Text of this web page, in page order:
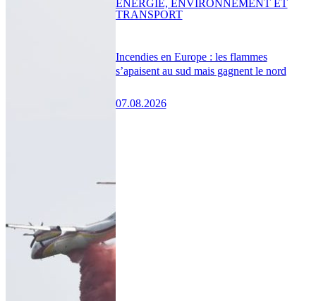
Incendies en Europe : les flammes
s’apaisent au sud mais gagnent le nord
07.08.2026
ENERGIE, ENVIRONNEMENT ET
TRANSPORT